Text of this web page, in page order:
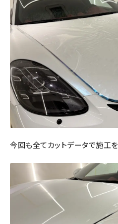
今回も全てカットデータで施工を